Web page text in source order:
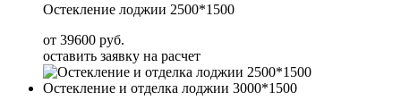
Остекление лоджии 2500*1500
от 39600 руб.
оставить заявку на расчет
Остекление и отделка лоджии 3000*1500